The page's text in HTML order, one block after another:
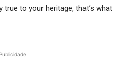
to your heritage, that’s what
Publicidade